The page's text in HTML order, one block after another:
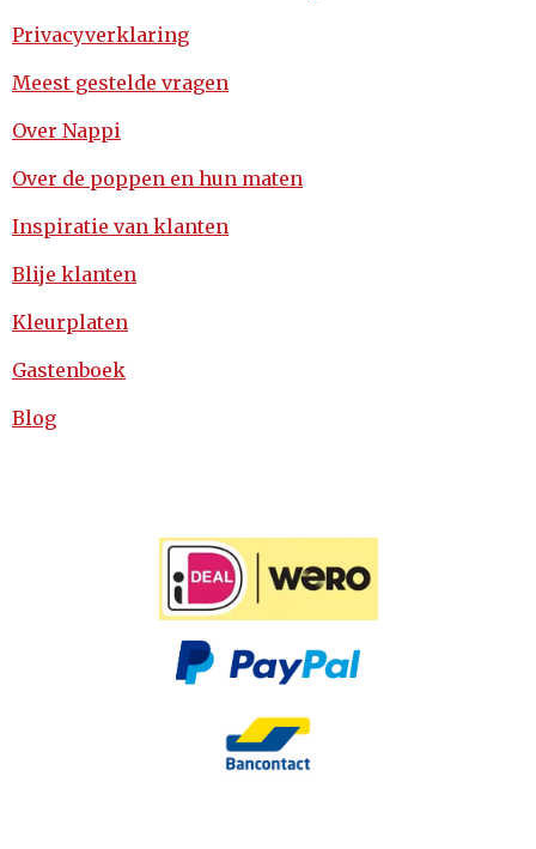
Privacyverklaring
Meest gestelde vragen
Over Nappi
Over de poppen en hun maten
Inspiratie van klanten
Blije klanten
Kleurplaten
Gastenboek
Blog